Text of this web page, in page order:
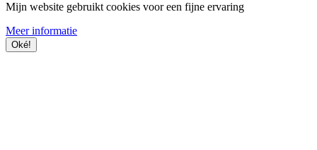
Mijn website gebruikt cookies voor een fijne ervaring
Meer informatie
Oké!